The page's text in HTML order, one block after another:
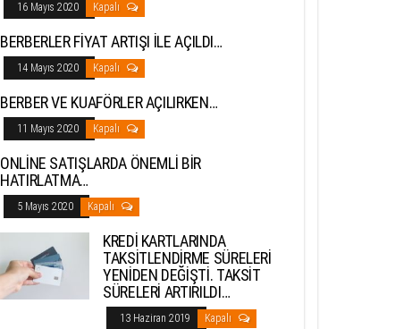
16 Mayıs 2020 Kapalı
BERBERLER FİYAT ARTIŞI İLE AÇILDI…
14 Mayıs 2020 Kapalı
BERBER VE KUAFÖRLER AÇILIRKEN…
11 Mayıs 2020 Kapalı
ONLİNE SATIŞLARDA ÖNEMLİ BİR
HATIRLATMA…
5 Mayıs 2020 Kapalı
KREDİ KARTLARINDA
TAKSİTLENDİRME SÜRELERİ
YENİDEN DEĞİŞTİ. TAKSİT
SÜRELERİ ARTIRILDI…
13 Haziran 2019 Kapalı